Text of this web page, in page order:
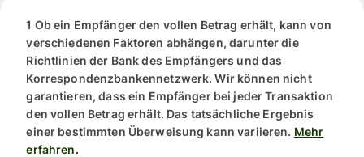
1 Ob ein Empfänger den vollen Betrag erhält, kann von
verschiedenen Faktoren abhängen, darunter die
Richtlinien der Bank des Empfängers und das
Korrespondenzbankennetzwerk. Wir können nicht
garantieren, dass ein Empfänger bei jeder Transaktion
den vollen Betrag erhält. Das tatsächliche Ergebnis
einer bestimmten Überweisung kann variieren. Mehr
erfahren.